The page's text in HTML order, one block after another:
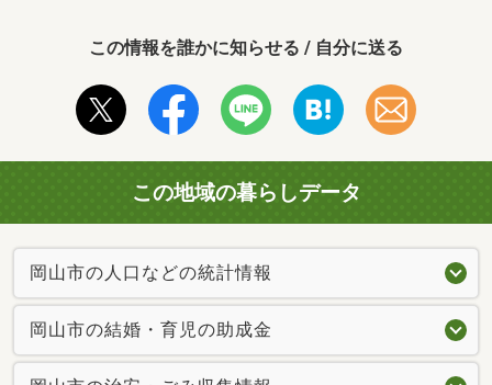
この情報を誰かに知らせる / 自分に送る
この地域の暮らしデータ
岡山市の人口などの統計情報
岡山市の結婚・育児の助成金